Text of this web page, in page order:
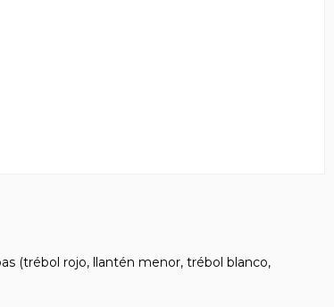
(trébol rojo, llantén menor, trébol blanco,